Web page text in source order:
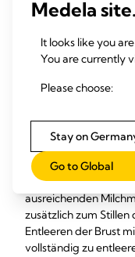
Aktivierung auftritt
Müttern mit
Folgerung
Die passende
bietet Müttern die
Stillziele.
Bei Müttern mit
ausreichenden
zusätzlich zum
Entleeren der Brust
vollständig zu
Medela site.
It looks like you
You are currently
Please choose:
Stay on
Go to Global